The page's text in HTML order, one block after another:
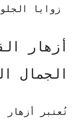
زوايا
أزهار
الجمال
تُعتبر أزهار